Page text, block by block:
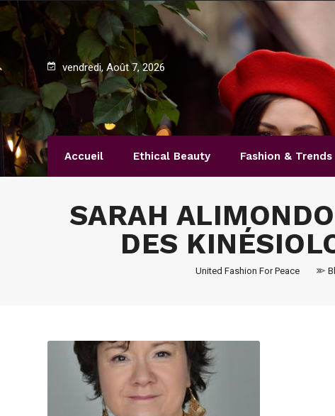
vendredi, Août 7, 2026
Accueil Ethical Beauty Fashion & Trends
SARAH
DES
United Fashion For Peace >